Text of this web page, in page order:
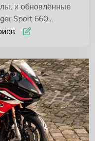
и обновлённые
Sport 660…